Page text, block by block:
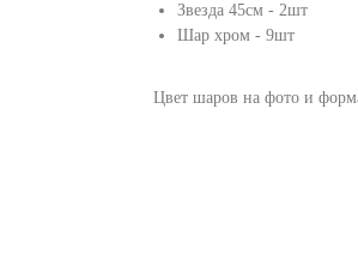
Звезда 45см - 2шт
Шар хром - 9шт
Цвет шаров на фото и